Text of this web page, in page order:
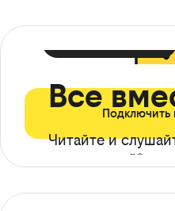
Все
Читайте и
ограничений*
Подключить